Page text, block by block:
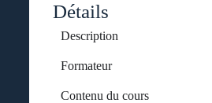
Détails
Description
Formateur
Contenu du cours